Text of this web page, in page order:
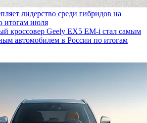
лидерство среди гибридов на
итогам июля
кроссовер Geely EX5 EM-i стал самым
автомобилем в России по итогам